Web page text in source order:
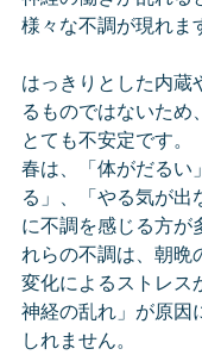
様々な不調が現れま
はっきりとした内蔵
るものではないため
とても不安定です。
春は、「体がだるい
る」、「やる気が出
に不調を感じる方が
れらの不調は、朝晩
変化によるストレス
神経の乱れ」が原因
しれません。